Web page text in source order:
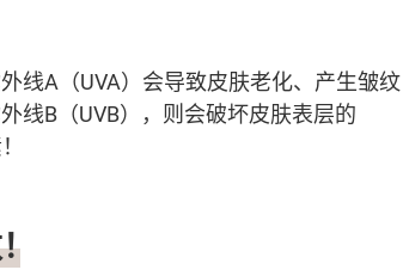
线A（UVA）会导致皮肤老化、产生皱纹
线B（UVB），则会破坏皮肤表层的